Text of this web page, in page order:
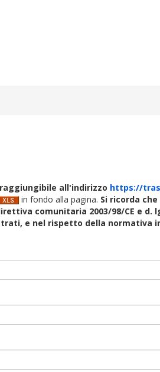
raggiungibile all'indirizzo https://
in fondo alla pagina. Si ricorda
comunitaria 2003/98/CE e d.
e nel rispetto della normativa